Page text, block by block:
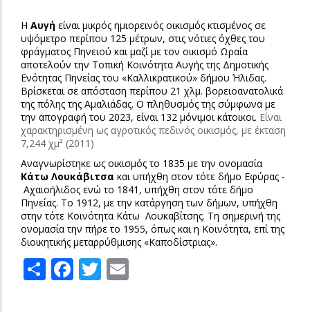
Η Αυγή είναι μικρός ημιορεινός οικισμός κτισμένος σε
υψόμετρο περίπου 125 μέτρων, στις νότιες όχθες του
φράγματος Πηνειού και μαζί με τον οικισμό Ωραία
αποτελούν την Τοπική Κοινότητα Αυγής της Δημοτικής
Ενότητας Πηνείας του «Καλλικρατικού» δήμου Ήλιδας.
Βρίσκεται σε απόσταση περίπου 21 χλμ. βορειοανατολικά
της πόλης της Αμαλιάδας. Ο πληθυσμός της σύμφωνα με
την απογραφή του 2023, είναι 132 μόνιμοι κάτοικοι. Είναι
χαρακτηρισμένη ως αγροτικός πεδινός οικισμός, με έκταση
7,244 χμ² (2011)
Αναγνωρίστηκε ως οικισμός το 1835 με την ονομασία
Κάτω Λουκάβιτσα και υπήχθη στον τότε δήμο Εφύρας -
Αχαιοήλιδος ενώ το 1841, υπήχθη στον τότε δήμο
Πηνείας. Το 1912, με την κατάργηση των δήμων, υπήχθη
στην τότε Κοινότητα Κάτω Λουκαβίτσης. Τη σημερινή της
ονομασία την πήρε το 1955, όπως και η Κοινότητα, επί της
διοικητικής μεταρρύθμισης «Καποδίστριας».
ShareFacebook
Twitter